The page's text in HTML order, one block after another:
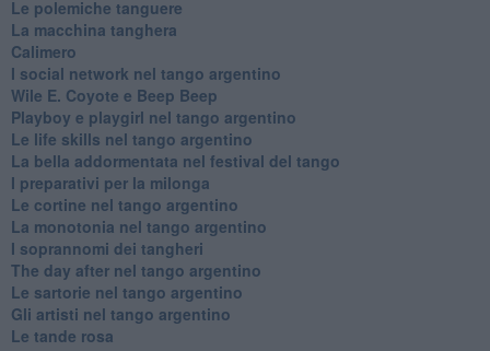
Le polemiche tanguere
La macchina tanghera
Calimero
​I social network nel tango argentino
Wile E. Coyote e Beep Beep
Playboy e playgirl nel tango argentino
Le life skills nel tango argentino
La bella addormentata nel festival del tango
I preparativi per la milonga
Le cortine nel tango argentino
La monotonia nel tango argentino
I soprannomi dei tangheri
The day after nel tango argentino
Le sartorie nel tango argentino
Gli artisti nel tango argentino
Le tande rosa